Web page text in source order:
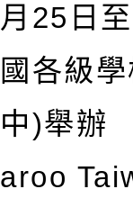
月25日
國各級
中)舉辦
aroo